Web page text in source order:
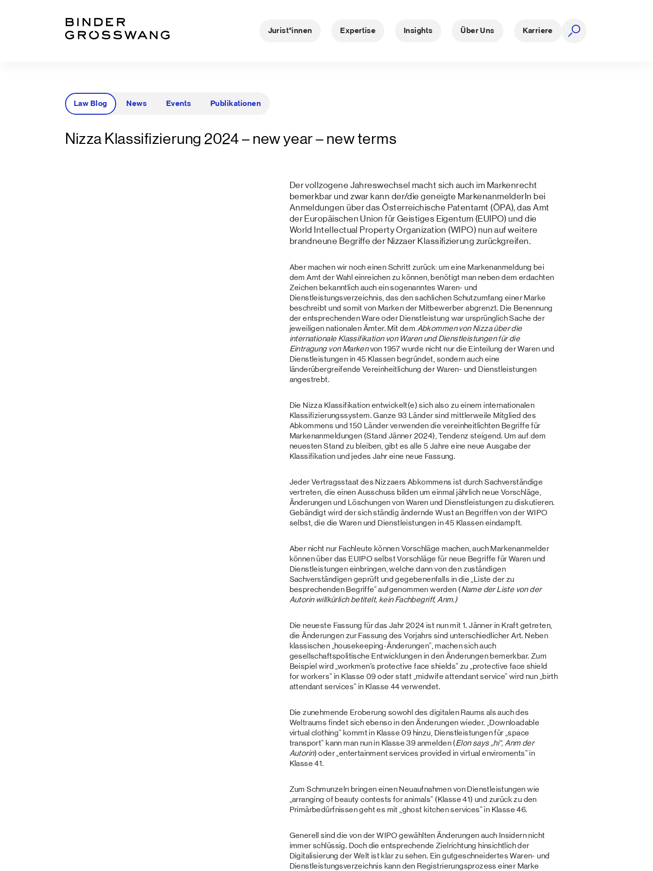
Jurist*innen Expertise Insights Über Uns Karriere
Law Blog News Events Publikationen
Nizza Klassifizierung 2024 – new year – new terms
Der vollzogene Jahreswechsel macht sich auch im Markenrecht
bemerkbar und zwar kann der/die geneigte MarkenanmelderIn bei
Anmeldungen über das Österreichische Patentamt (ÖPA), das Amt
der Europäischen Union für Geistiges Eigentum (EUIPO) und die
World Intellectual Property Organization (WIPO) nun auf weitere
brandneune Begriffe der Nizzaer Klassifizierung zurückgreifen.
Aber machen wir noch einen Schritt zurück: um eine Markenanmeldung bei
dem Amt der Wahl einreichen zu können, benötigt man neben dem erdachten
Zeichen bekanntlich auch ein sogenanntes Waren- und
Dienstleistungsverzeichnis, das den sachlichen Schutzumfang einer Marke
beschreibt und somit von Marken der Mitbewerber abgrenzt. Die Benennung
der entsprechenden Ware oder Dienstleistung war ursprünglich Sache der
jeweiligen nationalen Ämter. Mit dem Abkommen von Nizza über die
internationale Klassifikation von Waren und Dienstleistungen für die
Eintragung von Markenvon 1957 wurde nicht nur die Einteilung der Waren und
Dienstleistungen in 45 Klassen begründet, sondern auch eine
länderübergreifende Vereinheitlichung der Waren- und Dienstleistungen
angestrebt.
Die Nizza Klassifikation entwickelt(e) sich also zu einem internationalen
Klassifizierungssystem. Ganze 93 Länder sind mittlerweile Mitglied des
Abkommens und 150 Länder verwenden die vereinheitlichten Begriffe für
Markenanmeldungen (Stand Jänner 2024), Tendenz steigend. Um auf dem
neuesten Stand zu bleiben, gibt es alle 5 Jahre eine neue Ausgabe der
Klassifikation und jedes Jahr eine neue Fassung.
Jeder Vertragsstaat des Nizzaers Abkommens ist durch Sachverständige
vertreten, die einen Ausschuss bilden um einmal jährlich neue Vorschläge,
Änderungen und Löschungen von Waren und Dienstleistungen zu diskutieren.
Gebändigt wird der sich ständig ändernde Wust an Begriffen von der WIPO
selbst, die die Waren und Dienstleistungen in 45 Klassen eindampft.
Aber nicht nur Fachleute können Vorschläge machen, auch Markenanmelder
können über das EUIPO selbst Vorschläge für neue Begriffe für Waren und
Dienstleistungen einbringen, welche dann von den zuständigen
Sachverständigen geprüft und gegebenenfalls in die „Liste der zu
besprechenden Begriffe“ aufgenommen werden (Name der Liste von der
Autorin willkürlich betitelt, kein Fachbegriff, Anm.)
Die neueste Fassung für das Jahr 2024 ist nun mit 1. Jänner in Kraft getreten,
die Änderungen zur Fassung des Vorjahrs sind unterschiedlicher Art. Neben
klassischen „housekeeping-Änderungen“, machen sich auch
gesellschaftspolitische Entwicklungen in den Änderungen bemerkbar. Zum
Beispiel wird „workmen’s protective face shields“ zu „protective face shield
for workers“ in Klasse 09 oder statt „midwife attendant service“ wird nun „birth
attendant services“ in Klasse 44 verwendet.
Die zunehmende Eroberung sowohl des digitalen Raums als auch des
Weltraums findet sich ebenso in den Änderungen wieder. „Downloadable
virtual clothing“ kommt in Klasse 09 hinzu, Dienstleistungen für „space
transport“ kann man nun in Klasse 39 anmelden (Elon says „hi“, Anm der
Autorin) oder „entertainment services provided in virtual enviroments“ in
Klasse 41.
Zum Schmunzeln bringen einen Neuaufnahmen von Dienstleistungen wie
„arranging of beauty contests for animals“ (Klasse 41) und zurück zu den
Primärbedürfnissen geht es mit „ghost kitchen services“ in Klasse 46.
Generell sind die von der WIPO gewählten Änderungen auch Insidern nicht
immer schlüssig. Doch die entsprechende Zielrichtung hinsichtlich der
Digitalisierung der Welt ist klar zu sehen. Ein gutgeschneidertes Waren- und
Dienstleistungsverzeichnis kann den Registrierungsprozess einer Marke